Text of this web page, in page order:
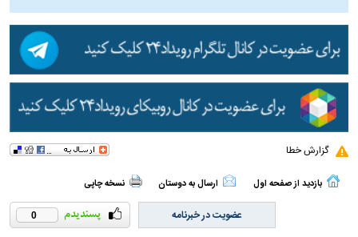
گزارش خطا
بازدید از صفحه اول ارسال به دوستان نسخه چاپی
0 عضویت در خبرنامه